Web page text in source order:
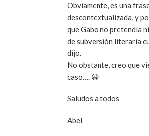
Obviamente, es una
descontextualizada, y
que Gabo no pretendía
de subversión literaria
dijo.
No obstante, creo que
caso…. 😀
Saludos a todos
Abel